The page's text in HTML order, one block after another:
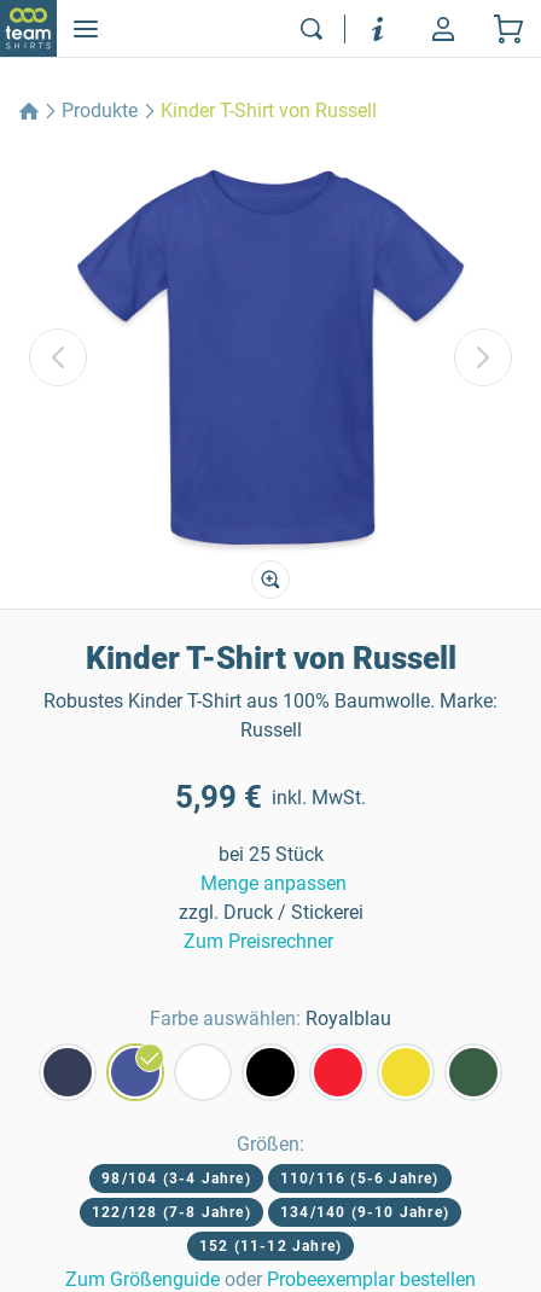
Produkte Kinder T-Shirt von Russell
Kinder T-Shirt von Russell
Robustes Kinder T-Shirt aus 100% Baumwolle. Marke:
Russell
5,99 € inkl. MwSt.
bei 25 Stück
Menge anpassen
zzgl. Druck / Stickerei
Zum Preisrechner
Farbe auswählen: Royalblau
Größen:
98/104 (3-4 Jahre)
110/116 (5-6 Jahre)
122/128 (7-8 Jahre)
134/140 (9-10 Jahre)
152 (11-12 Jahre)
Zum Größenguide oder Probeexemplar bestellen